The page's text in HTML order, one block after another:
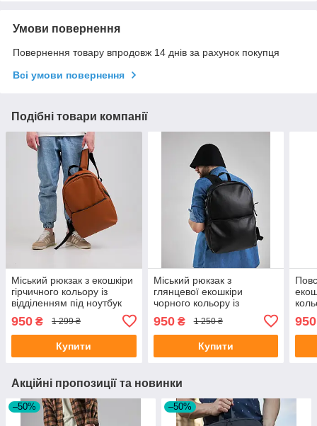
Умови повернення
Повернення товару впродовж 14 днів за рахунок покупця
Всі умови повернення
Подібні товари компанії
Міський рюкзак з екошкіри
гірчичного кольору із
відділенням під ноутбук
950 ₴ 1 299 ₴
Купити
Міський рюкзак з
глянцевої екошкіри
чорного кольору із
950₴ 1 250 ₴
Купити
950
Акційні пропозиції та новинки
–50% –50%